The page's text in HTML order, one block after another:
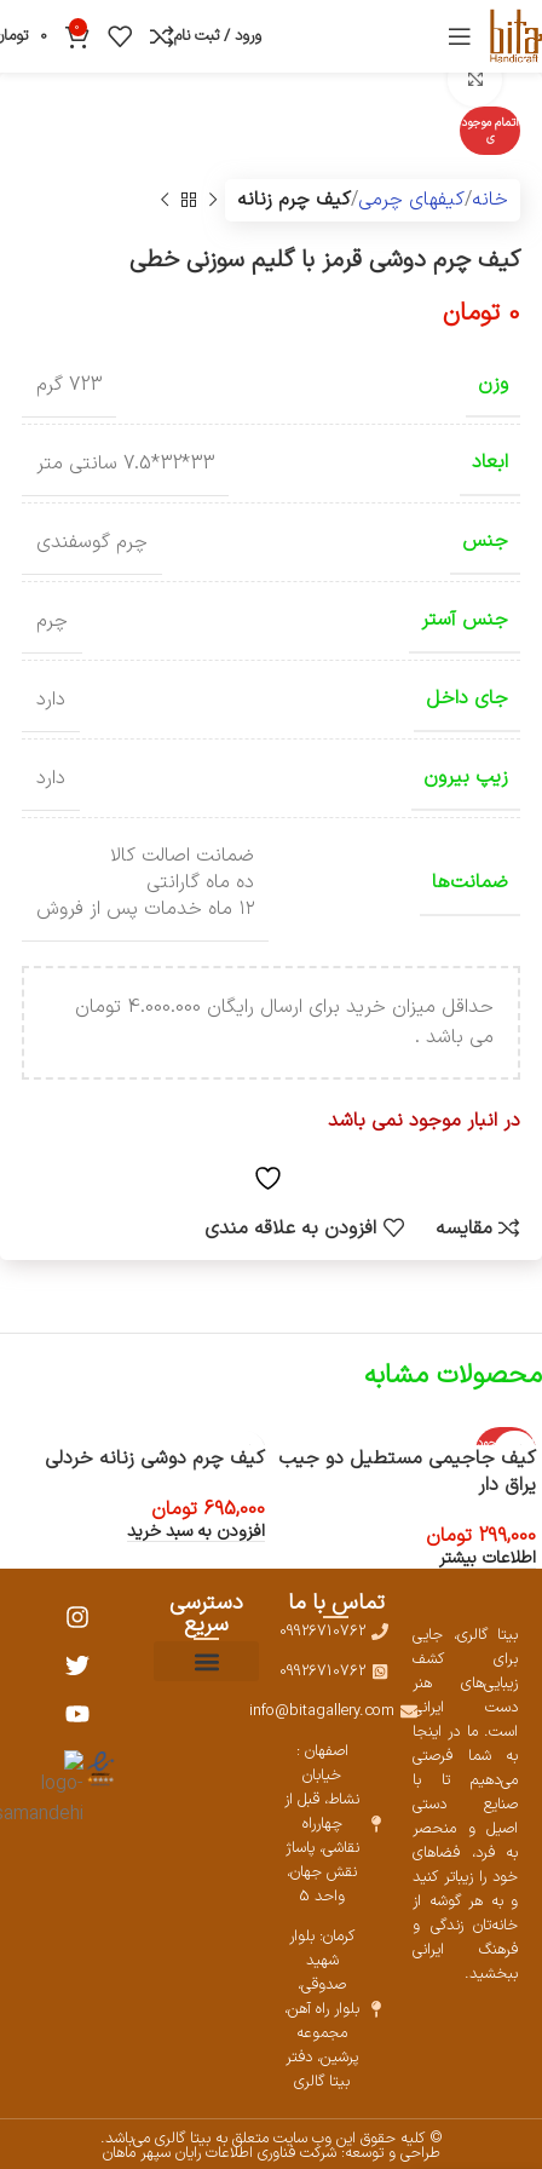
ورود / ثبت نام 0
0
اتمام موجود
ی
خانه کیفهای چرمی کیف چرم زنانه
کیف چرم دوشی قرمز با گلیم سوزنی خطی
0 تومان
وزن 723 گرم
ابعاد 33*32*7.5 سانتی متر
جنس چرم گوسفندی
جنس آستر چرم
جای داخل دارد
زیپ بیرون دارد
ضمانت‌ها
ضمانت اصالت کالا
ده ماه گارانتی
۱۲ ماه خدمات پس از فروش
حداقل میزان خرید برای ارسال رایگان 4.000.000 تومان
می باشد .
در انبار موجود نمی باشد
مقایسه افزودن به علاقه مندی
محصولات مشابه
اتمام موجود
ی
کیف جاجیمی مستطیل دو جیب
یراق دار
299,000 تومان
اطلاعات بیشتر
کیف چرم دوشی زنانه خردلی
695,000 تومان
افزودن به سبد خرید
بیتا گالری، جایی
برای کشف
زیبایی‌های هنر
دست ایرانی
است. ما در اینجا
به شما فرصتی
می‌دهیم تا با
صنایع دستی
اصیل و منحصر
به فرد، فضاهای
خود را زیباتر کنید
و به هر گوشه از
خانه‌تان زندگی و
فرهنگ ایرانی
ببخشید.
تماس با ما
09926710762
09926710762
info@bitagallery.com
اصفهان :
خیابان
نشاط، قبل از
چهارراه
نقاشی، پاساژ
نقش جهان،
واحد 5
کرمان: بلوار
شهید
صدوقی،
بلوار راه آهن،
مجموعه
پرشین،‌ دفتر
بیتا گالری
دسترسی
سریع
© کلیه حقوق این وب سایت متعلق به بیتا گالری می‌باشد.
طراحی و توسعه: شرکت فناوری اطلاعات رایان سپهر ماهان